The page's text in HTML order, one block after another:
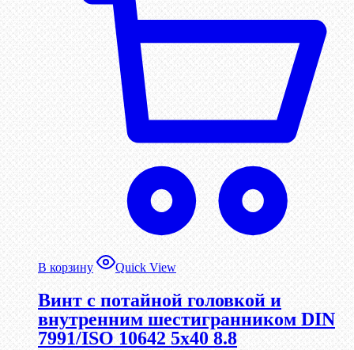
В корзину Quick View
Винт с потайной головкой и
внутренним шестигранником DIN
7991/ISO 10642 5х40 8.8